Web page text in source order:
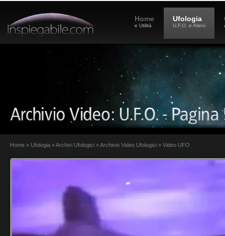
Home
e Utilità
Ufologia
U.F.O. e Alieni
Home » Ufologia »Archivi Ufologici »Archivio Video Ufologici » Video UFO